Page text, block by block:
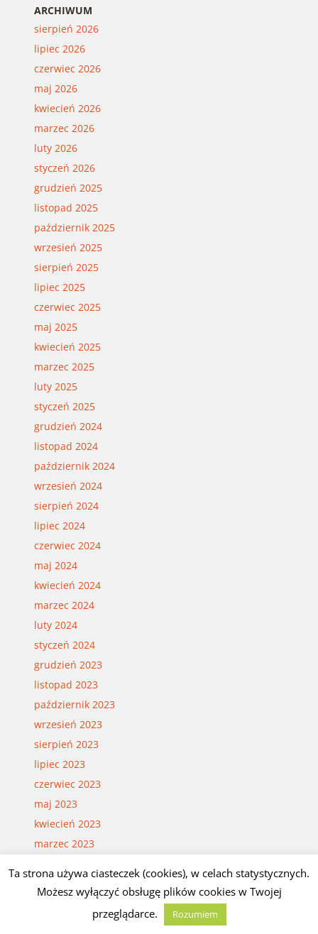
ARCHIWUM
sierpień 2026
lipiec 2026
czerwiec 2026
maj 2026
kwiecień 2026
marzec 2026
luty 2026
styczeń 2026
grudzień 2025
listopad 2025
październik 2025
wrzesień 2025
sierpień 2025
lipiec 2025
czerwiec 2025
maj 2025
kwiecień 2025
marzec 2025
luty 2025
styczeń 2025
grudzień 2024
listopad 2024
październik 2024
wrzesień 2024
sierpień 2024
lipiec 2024
czerwiec 2024
maj 2024
kwiecień 2024
marzec 2024
luty 2024
styczeń 2024
grudzień 2023
listopad 2023
październik 2023
wrzesień 2023
sierpień 2023
lipiec 2023
czerwiec 2023
maj 2023
kwiecień 2023
marzec 2023
styczeń 2023
listopad 2022
Ta strona używa ciasteczek (cookies), w celach statystycznych.
Możesz wyłączyć obsługę plików cookies w Twojej
przeglądarce.
Rozumiem